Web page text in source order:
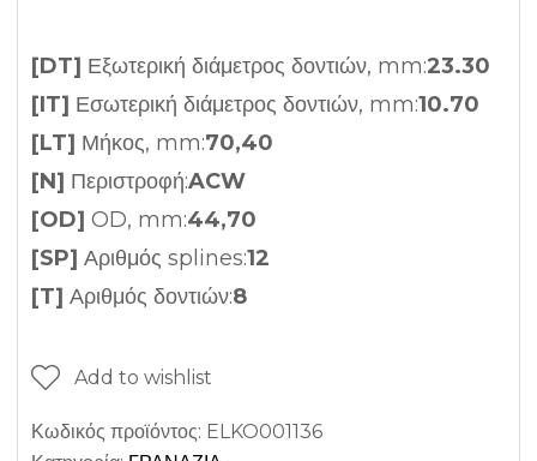
[DT] Εξωτερική διάμετρος δοντιών, mm:23.30
[IT] Εσωτερική διάμετρος δοντιών, mm:10.70
[LT] Μήκος, mm:70,40
[N] Περιστροφή:ACW
[OD] OD, mm:44,70
[SP] Αριθμός splines:12
[T] Αριθμός δοντιών:8
Add to wishlist
Κωδικός προϊόντος: ELKO001136